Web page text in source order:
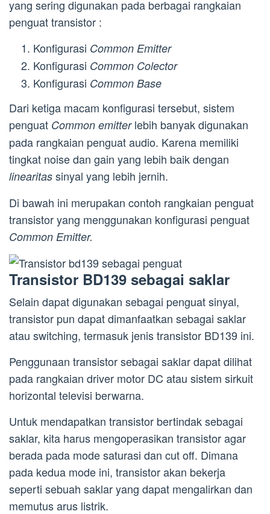
yang sering digunakan pada berbagai rangkaian
penguat transistor :
Konfigurasi Common Emitter
Konfigurasi Common Colector
Konfigurasi Common Base
Dari ketiga macam konfigurasi tersebut, sistem
penguat Common emitter lebih banyak digunakan
pada rangkaian penguat audio. Karena memiliki
tingkat noise dan gain yang lebih baik dengan
linearitas sinyal yang lebih jernih.
Di bawah ini merupakan contoh rangkaian penguat
transistor yang menggunakan konfigurasi penguat
Common Emitter.
Transistor BD139 sebagai saklar
Selain dapat digunakan sebagai penguat sinyal,
transistor pun dapat dimanfaatkan sebagai saklar
atau switching, termasuk jenis transistor BD139 ini.
Penggunaan transistor sebagai saklar dapat dilihat
pada rangkaian driver motor DC atau sistem sirkuit
horizontal televisi berwarna.
Untuk mendapatkan transistor bertindak sebagai
saklar, kita harus mengoperasikan transistor agar
berada pada mode saturasi dan cut off. Dimana
pada kedua mode ini, transistor akan bekerja
seperti sebuah saklar yang dapat mengalirkan dan
memutus arus listrik.